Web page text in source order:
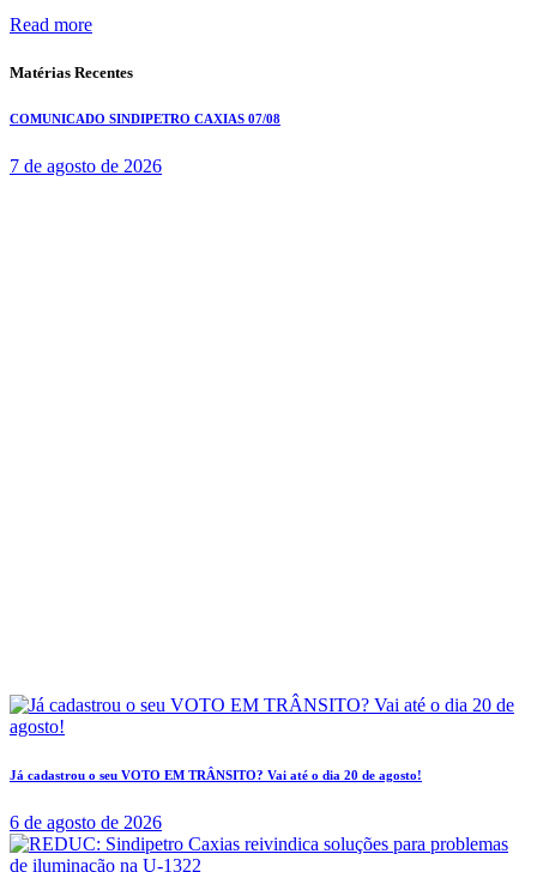
Read more
Matérias Recentes
COMUNICADO SINDIPETRO CAXIAS 07/08
7 de agosto de 2026
Já cadastrou o seu VOTO EM TRÂNSITO? Vai até o dia 20 de agosto!
6 de agosto de 2026